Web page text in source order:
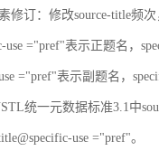
修订：修改source-title频
="pref"表示正题名，
="pref"表示副题名，
统一元数据标准3.1中
use ="pref"。